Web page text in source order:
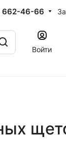
662-46-66
Войти